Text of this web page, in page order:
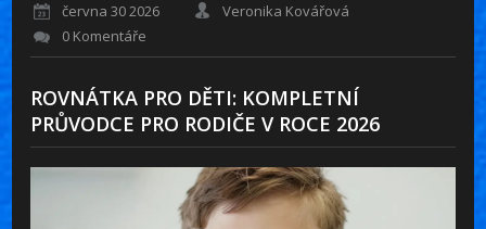
června 30 2026
Veronika Kovářová
0 Komentáře
ROVNÁTKA PRO DĚTI: KOMPLETNÍ
PRŮVODCE PRO RODIČE V ROCE 2026